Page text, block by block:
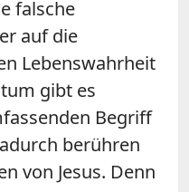
falsche
auf die
Lebenswahrheit
gibt es
Begriff
berühren
von Jesus. Denn